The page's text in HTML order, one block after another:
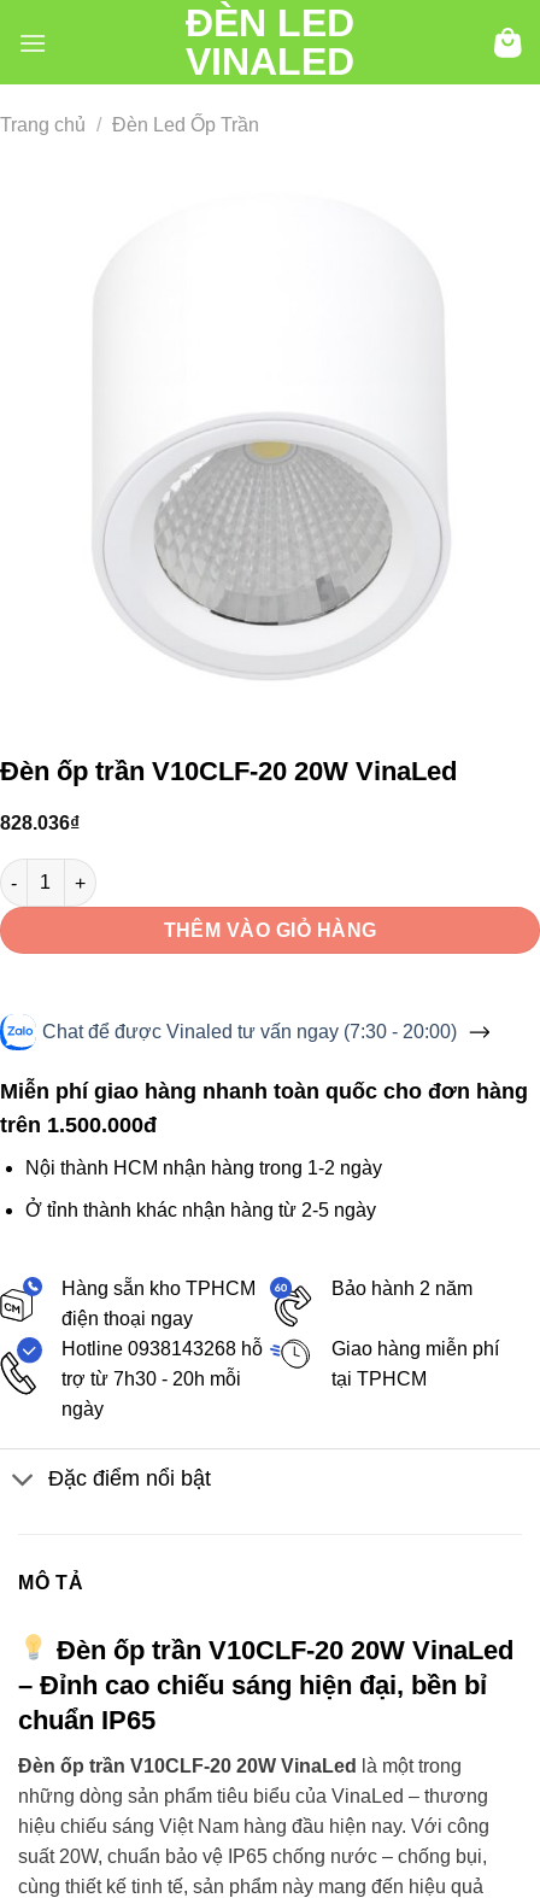
đến
ĐÈN LED
VINALED
Trang chủ / Đèn Led Ốp Trần
Đèn ốp trần V10CLF-20 20W VinaLed
828.036₫
Đèn ốp trần V10CLF-20 20W VinaLed số lượng
THÊM VÀO GIỎ HÀNG
Chat để được Vinaled tư vấn ngay (7:30 - 20:00)
Miễn phí giao hàng nhanh toàn quốc cho đơn hàng
trên 1.500.000đ
Nội thành HCM nhận hàng trong 1-2 ngày
Ở tỉnh thành khác nhận hàng từ 2-5 ngày
Hàng sẵn kho TPHCM
điện thoại ngay
Bảo hành 2 năm
Hotline 0938143268 hỗ
trợ từ 7h30 - 20h mỗi
ngày
Giao hàng miễn phí
tại TPHCM
Đặc điểm nổi bật
MÔ TẢ
Đèn ốp trần V10CLF-20 20W VinaLed
– Đỉnh cao chiếu sáng hiện đại, bền bỉ
chuẩn IP65
Đèn ốp trần V10CLF-20 20W VinaLed
là một trong
những dòng sản phẩm tiêu biểu của VinaLed – thương
hiệu chiếu sáng Việt Nam hàng đầu hiện nay. Với công
suất 20W, chuẩn bảo vệ IP65 chống nước – chống bụi,
cùng thiết kế tinh tế, sản phẩm này mang đến hiệu quả